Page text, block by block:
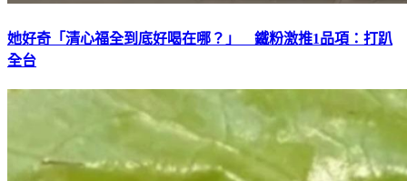
她好奇「清心福全到底好喝在哪？」 鐵粉激推1品項：打趴
全台